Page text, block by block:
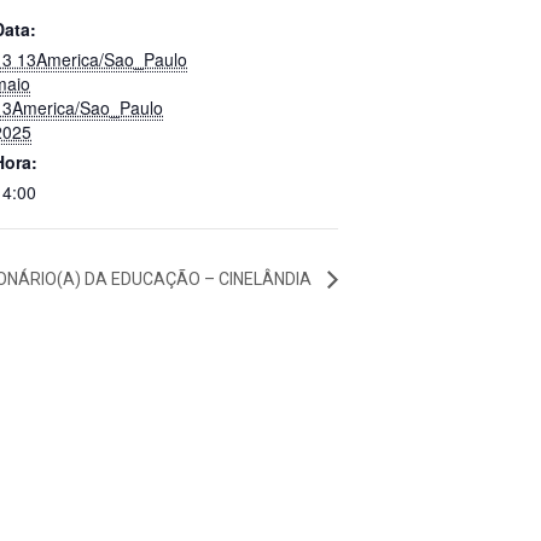
13America/Sao_Paulo
Sao_Paulo
DA EDUCAÇÃO – CINELÂNDIA